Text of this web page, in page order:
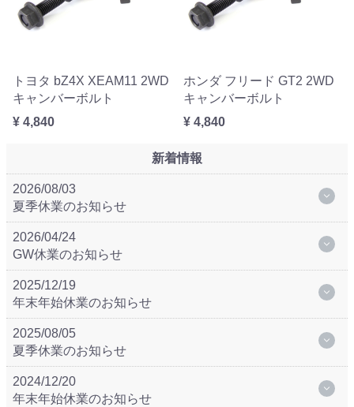
トヨタ bZ4X XEAM11 2WD
キャンバーボルト
¥ 4,840
ホンダ フリード GT2 2WD
キャンバーボルト
¥ 4,840
新着情報
2026/08/03
夏季休業のお知らせ
2026/04/24
GW休業のお知らせ
2025/12/19
年末年始休業のお知らせ
2025/08/05
夏季休業のお知らせ
2024/12/20
年末年始休業のお知らせ